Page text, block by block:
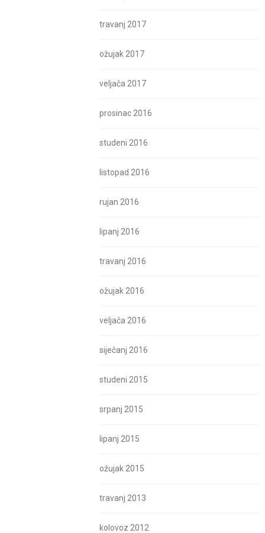
travanj 2017
ožujak 2017
veljača 2017
prosinac 2016
studeni 2016
listopad 2016
rujan 2016
lipanj 2016
travanj 2016
ožujak 2016
veljača 2016
siječanj 2016
studeni 2015
srpanj 2015
lipanj 2015
ožujak 2015
travanj 2013
kolovoz 2012